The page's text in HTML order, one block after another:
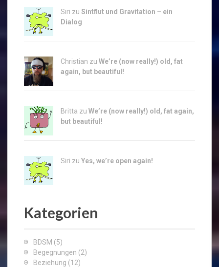
Siri zu Sintflut und Gravitation – ein
Dialog
Christian zu We’re (now really!) old, fat
again, but beautiful!
Britta zu We’re (now really!) old, fat again,
but beautiful!
Siri zu Yes, we’re open again!
Kategorien
BDSM (5)
Begegnungen (2)
Beziehung (12)